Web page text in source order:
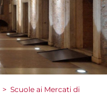
> Scuole ai Mercati di